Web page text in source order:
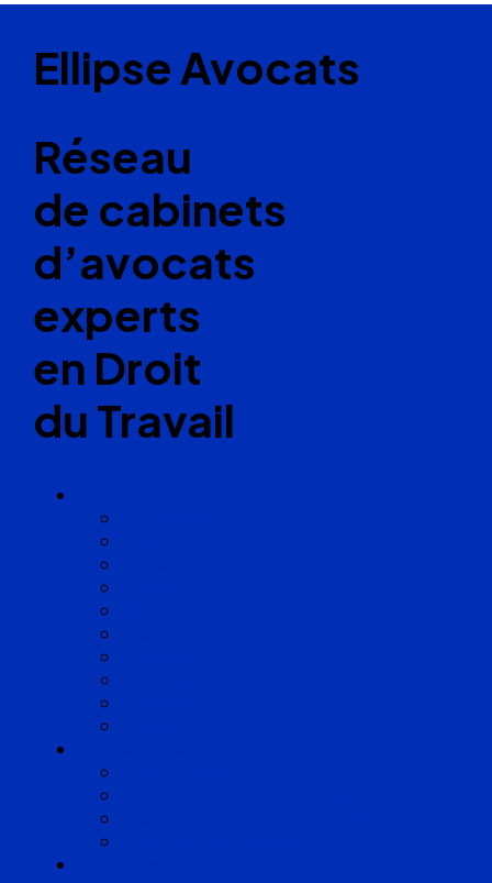
Ellipse Avocats
Réseau
de cabinets
d’avocats
experts
en Droit
du Travail